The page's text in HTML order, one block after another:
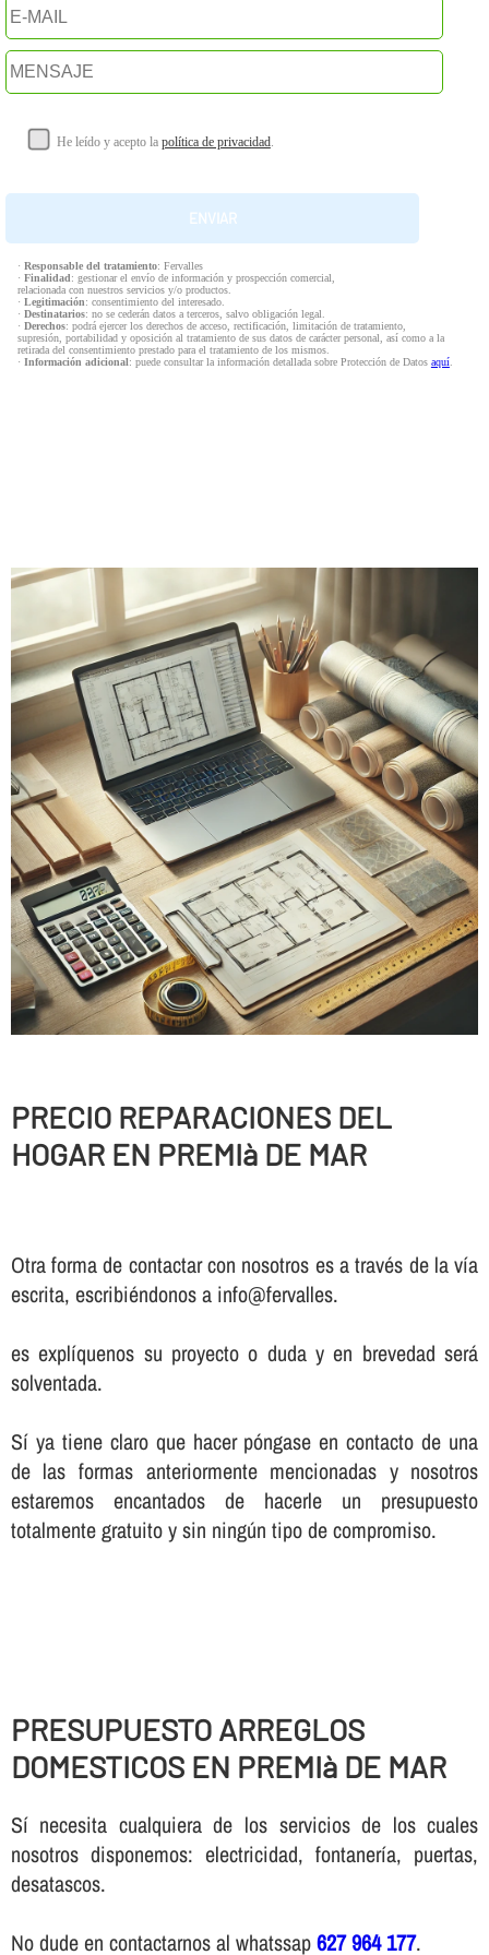
He leído y acepto la política de privacidad.
· Responsable del tratamiento: Fervalles
· Finalidad: gestionar el envío de información y prospección comercial,
relacionada con nuestros servicios y/o productos.
· Legitimación: consentimiento del interesado.
· Destinatarios: no se cederán datos a terceros, salvo obligación legal.
· Derechos: podrá ejercer los derechos de acceso, rectificación, limitación de tratamiento,
supresión, portabilidad y oposición al tratamiento de sus datos de carácter personal, así como a la
retirada del consentimiento prestado para el tratamiento de los mismos.
· Información adicional: puede consultar la información detallada sobre Protección de Datos aquí.
PRECIO REPARACIONES DEL
HOGAR EN PREMIà DE MAR
Otra forma de contactar con nosotros es a través de la vía
escrita, escribiéndonos a info@fervalles.
es explíquenos su proyecto o duda y en brevedad será
solventada.
Sí ya tiene claro que hacer póngase en contacto de una
de las formas anteriormente mencionadas y nosotros
estaremos encantados de hacerle un presupuesto
totalmente gratuito y sin ningún tipo de compromiso.
PRESUPUESTO ARREGLOS
DOMESTICOS EN PREMIà DE MAR
Sí necesita cualquiera de los servicios de los cuales
nosotros disponemos: electricidad, fontanería, puertas,
desatascos.
No dude en contactarnos al whatssap627 964 177.